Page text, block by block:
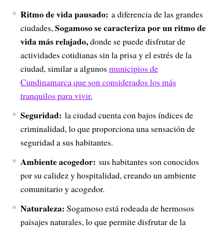
Ritmo de vida pausado: a diferencia de las grandes
ciudades,Sogamoso se caracteriza por un ritmo de
vida más relajado,donde se puede disfrutar de
actividades cotidianas sin la prisa y el estrés de la
ciudad, similar a algunos municipios de
Cundinamarca que son considerados los más
tranquilos para vivir.
Seguridad: la ciudad cuenta con bajos índices de
criminalidad, lo que proporciona una sensación de
seguridad a sus habitantes.
Ambiente acogedor: sus habitantes son conocidos
por su calidez y hospitalidad, creando un ambiente
comunitario y acogedor.
Naturaleza: Sogamoso está rodeada de hermosos
paisajes naturales, lo que permite disfrutar de la